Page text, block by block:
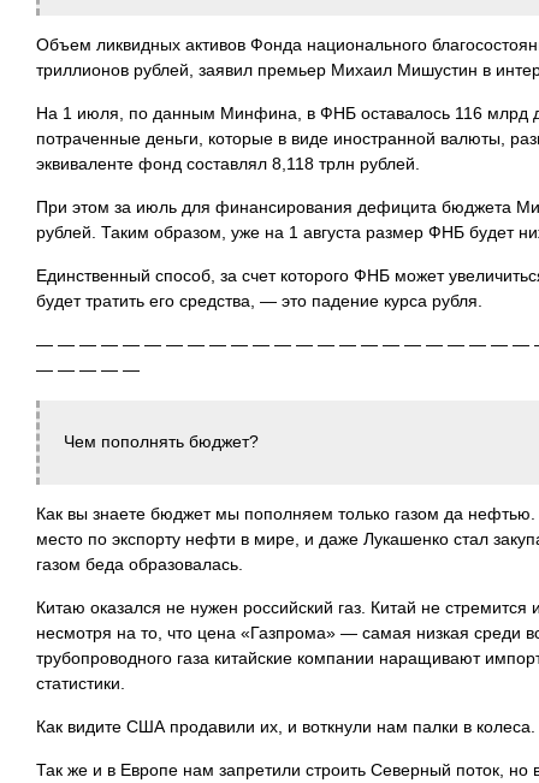
Объем ликвидных активов Фонда национального
триллионов рублей, заявил премьер Михаил Мишустин в
На 1 июля, по данным Минфина, в ФНБ оставалось 116 млрд
потраченные деньги, которые в виде иностранной валюты,
эквиваленте фонд составлял 8,118 трлн рублей.
При этом за июль для финансирования дефицита бюджета
рублей. Таким образом, уже на 1 августа размер ФНБ будет
Единственный способ, за счет которого ФНБ может
будет тратить его средства, — это падение курса рубля.
— — — — — — — — — — — — — — — — — — — — — —
— — — — —
Чем пополнять бюджет?
Как вы знаете бюджет мы пополняем только газом да
место по экспорту нефти в мире, и даже Лукашенко стал
газом беда образовалась.
Китаю оказался не нужен российский газ. Китай не стремится
несмотря на то, что цена «Газпрома» — самая низкая среди
трубопроводного газа китайские компании наращивают
статистики.
Как видите США продавили их, и воткнули нам палки в колеса.
Так же и в Европе нам запретили строить Северный поток, но